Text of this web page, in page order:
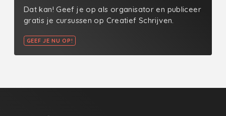
Dat kan! Geef je op als organisator en publiceer
gratis je cursussen op Creatief Schrijven.
GEEF JE NU OP!